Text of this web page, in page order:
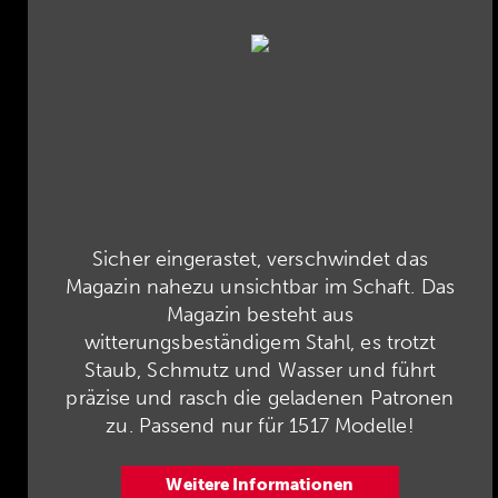
Sicher eingerastet, verschwindet das
Magazin nahezu unsichtbar im Schaft. Das
Magazin besteht aus
witterungsbeständigem Stahl, es trotzt
Staub, Schmutz und Wasser und führt
präzise und rasch die geladenen Patronen
zu. Passend nur für 1517 Modelle!
Weitere Informationen